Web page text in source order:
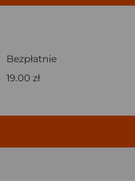
Bezpłatnie
19.00 zł